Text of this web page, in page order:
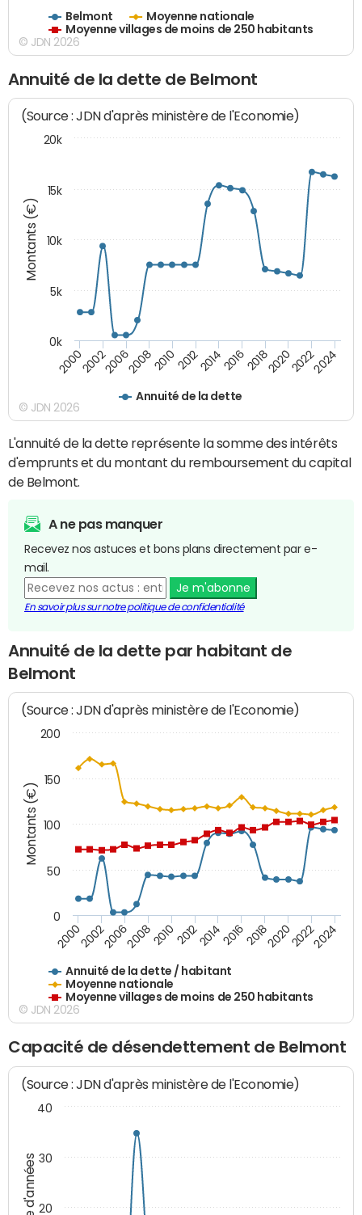
Belmont
Moyenne nationale
Moyenne villages de moins de 250 habitants
© JDN 2026
Annuité de la dette de Belmont
Montants (€)
(Source : JDN d'après ministère de l'Economie)
Annuité de la dette
200020022006200820102012201420162018202020222024
0k
5k
10k
15k
20k
© JDN 2026
L'annuité de la dette représente la somme des intérêts
d'emprunts et du montant du remboursement du capital
de Belmont.
A ne pas manquer
Recevez nos astuces et bons plans directement par e-
mail.
Je m'abonne
En savoir plus sur notre politique de confidentialité
Annuité de la dette par habitant de
Belmont
Montants (€)
(Source : JDN d'après ministère de l'Economie)
Annuité de la dette / habitant
Moyenne nationale
Moyenne villages de moins de 250 habitants
200020022006200820102012201420162018202020222024
0
50
100
150
200
© JDN 2026
Capacité de désendettement de Belmont
(Source : JDN d'après ministère de l'Economie)
20
30
40